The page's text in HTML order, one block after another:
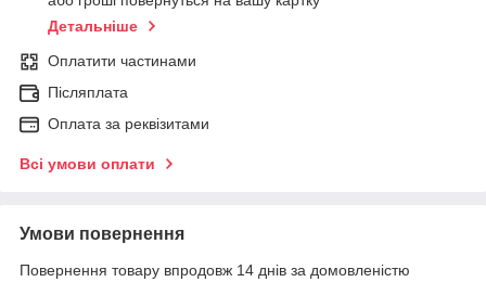
Детальніше
Оплатити частинами
Післяплата
Оплата за реквізитами
Всі умови оплати
Умови повернення
Повернення товару впродовж 14 днів за домовленістю